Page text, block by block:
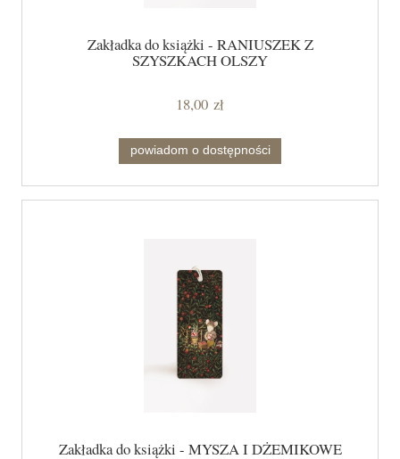
Zakładka do książki - RANIUSZEK Z
SZYSZKACH OLSZY
18,00 zł
powiadom o dostępności
Zakładka do książki - MYSZA I DŻEMIKOWE